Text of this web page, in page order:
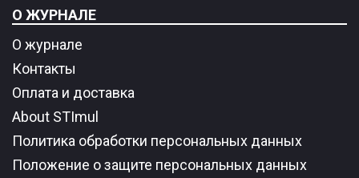
О ЖУРНАЛЕ
О журнале
Контакты
Оплата и доставка
About STImul
Политика обработки персональных данных
Положение о защите персональных данных